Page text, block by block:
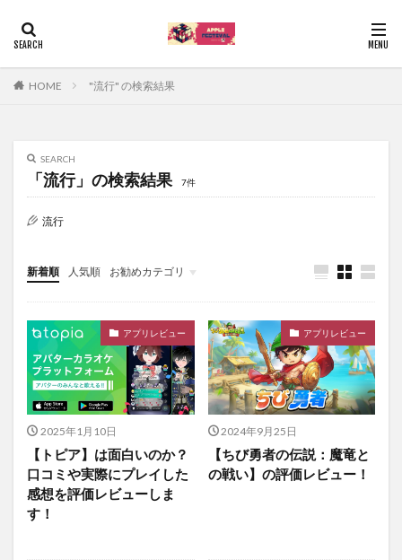
HOME "流行" の検索結果
SEARCH
「流行」の検索結果 7件
流行
新着順 人気順 お勧めカテゴリ
Uncategorized
アプリレビュー
2025年1月10日
【トピア】は面白いのか？
口コミや実際にプレイした
感想を評価レビューしま
す！
アプリレビュー
2024年9月25日
【ちび勇者の伝説：魔竜と
の戦い】の評価レビュー！